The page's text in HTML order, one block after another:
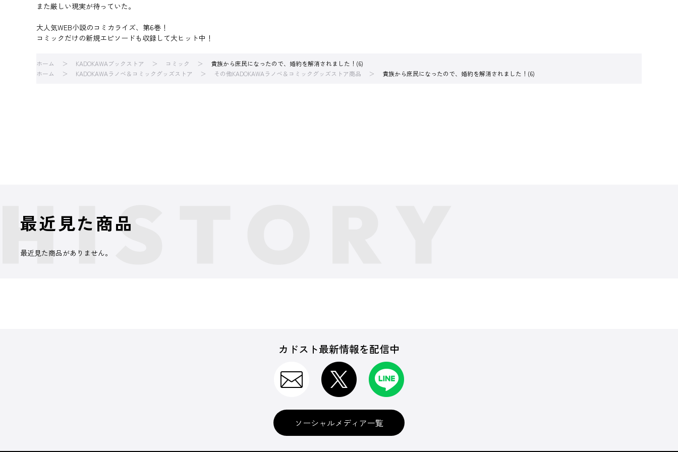
また厳しい現実が待っていた。
大人気WEB小説のコミカライズ、第6巻！
コミックだけの新規エピソードも収録して大ヒット中！
ホーム KADOKAWAブックストア コミック
貴族から庶民になったので、婚約を解消されました！(6)
ホーム
KADOKAWAラノベ＆コミックグッズストア その他KADOKAWAラノベ＆コミックグッズストア商品 貴族から庶民になったので、婚約を解消されました！(6)
最近見た商品
最近見た商品がありません。
カドスト最新情報を配信中
ソーシャルメディア一覧